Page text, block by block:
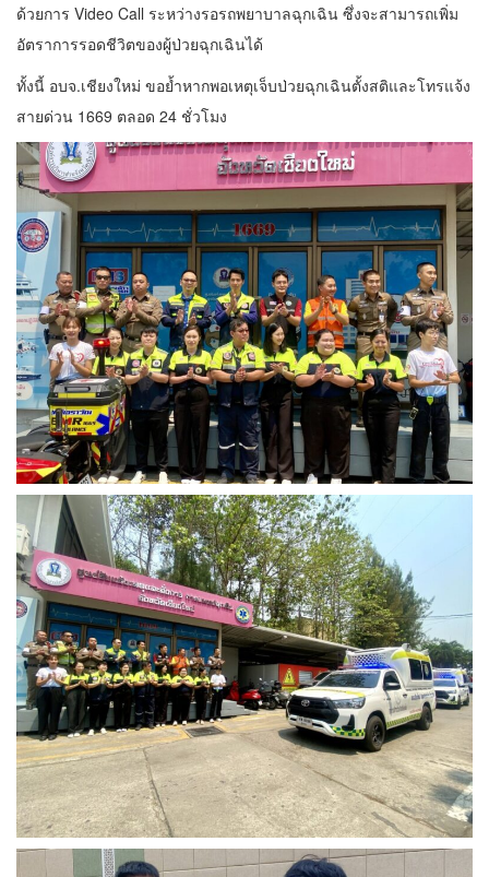
ด้วยการ Video Call ระหว่างรอรถพยาบาลฉุกเฉิน ซึ่งจะสามารถเพิ่ม
อัตราการรอดชีวิตของผู้ป่วยฉุกเฉินได้
ทั้งนี้ อบจ.เชียงใหม่ ขอย้ำหากพอเหตุเจ็บป่วยฉุกเฉินตั้งสติและโทรแจ้ง
สายด่วน 1669 ตลอด 24 ชั่วโมง